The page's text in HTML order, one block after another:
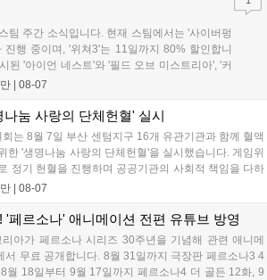
출시되었습니다....
팀 주간 소식입니다. 현재 스팀에서는 '사이버펑
진행 중이며, '위쳐3'는 11일까지 80% 할인합니
된 '아이언 네스트'와 '필드 오브 미스트리아', '커
받고 있습니다. 한편, 7일 출시된 '마블 투혼'은
'고스트리콘: 와일드랜드'는 7년 만의 대규모 업
이츠'와 함께 95% 할인 중입니다....
08-07
눔 사랑의 단체헌혈' 실시
는 8월 7일 부산 센텀지구 16개 유관기관과 함께 혈액
한 '생명나눔 사랑의 단체헌혈'을 실시했습니다. 게임위
정기 헌혈을 진행하며 공공기관의 사회적 책임을 다하
행사에는 영화진흥위원회 등 14개 기관 임직원이 동참
여한 모든 임직원에게 감사의 뜻을 전하며 헌혈 문화
니다....
08-07
'페르소나' 애니메이션 전편 유튜브 방영
아가 페르소나 시리즈 30주년을 기념해 관련 애니메
서 무료 공개합니다. 8월 31일까지 극장판 페르소나3 4
월 18일부터 9월 17일까지 페르소나4 더 골든 12화, 9